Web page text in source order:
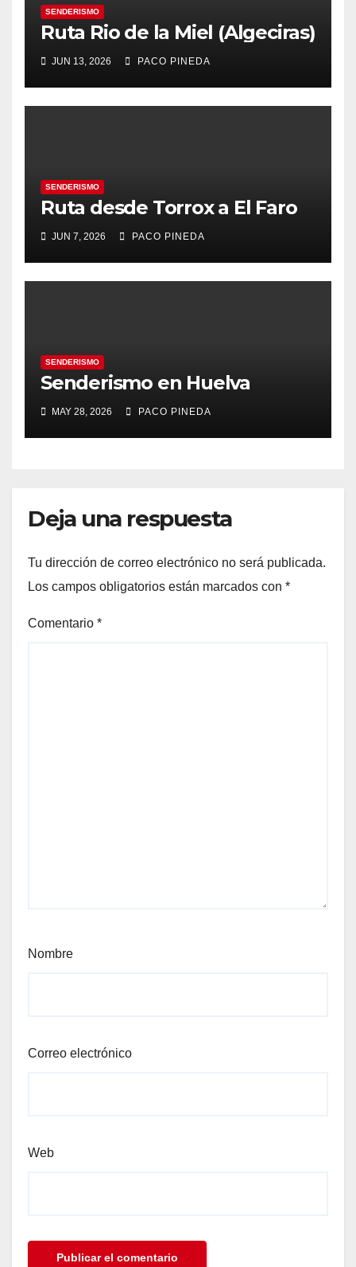
SENDERISMO
Ruta Rio de la Miel (Algeciras)
JUN 13, 2026 PACO PINEDA
SENDERISMO
Ruta desde Torrox a El Faro
JUN 7, 2026 PACO PINEDA
SENDERISMO
Senderismo en Huelva
MAY 28, 2026 PACO PINEDA
Deja una respuesta
Tu dirección de correo electrónico no será publicada.
Los campos obligatorios están marcados con *
Comentario *
Nombre
Correo electrónico
Web